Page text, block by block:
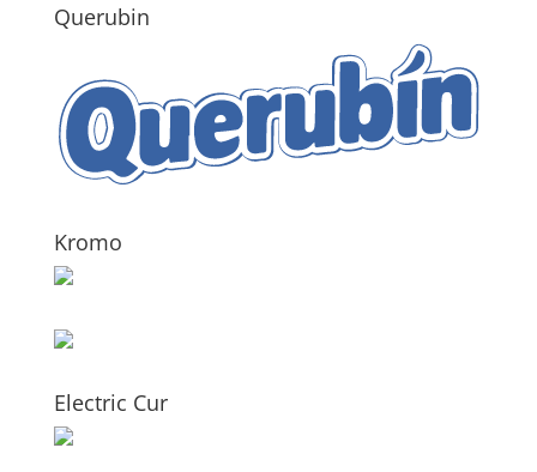
Querubin
Kromo
Electric Cur